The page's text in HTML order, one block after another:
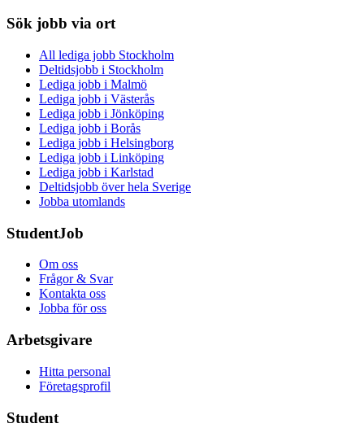
Sök jobb via ort
All lediga jobb Stockholm
Deltidsjobb i Stockholm
Lediga jobb i Malmö
Lediga jobb i Västerås
Lediga jobb i Jönköping
Lediga jobb i Borås
Lediga jobb i Helsingborg
Lediga jobb i Linköping
Lediga jobb i Karlstad
Deltidsjobb över hela Sverige
Jobba utomlands
StudentJob
Om oss
Frågor & Svar
Kontakta oss
Jobba för oss
Arbetsgivare
Hitta personal
Företagsprofil
Student